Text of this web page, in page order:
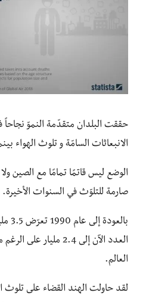
حققت البلدان متقدّمة النموّ
الانبعاثات السامّة و تلوث الهواء
الوضع ليس قاتمًا تمامًا مع الصين
صارمة للتلوّث في السنوات الأخيرة.
العدد الآن إلى 2.4
العالم.
لقد حاولت الهند القضاء على تلوث